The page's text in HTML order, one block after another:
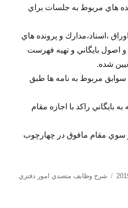
هاي مربوط به جلسات براي
،اسناد،مدارك و پرونده هاي
اصول بايگاني و تهيه فهرست
شده.
سوابق مربوط به نامه ها طبق
بايگاني راكد با اجازه مقام
سوي مقام مافوق در چهارچوب
برچسب‌ها
شرح وظايف متصدي امور دفتري